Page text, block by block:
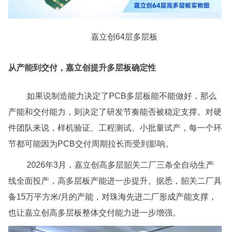
嘉立创64层多层板
从产能到交付，嘉立创提升多层板确定性
如果说制造能力决定了PCB多层板能不能做好，那么
产能和交付能力，则决定了研发节奏能否被稳定支撑。对硬
件团队来说，样机验证、工程测试、小批量试产，每一个环
节都可能因为PCB交付周期拉长而受到影响。
2026年3月，嘉立创高多层韶关二厂三条全自动生产
线全面投产，高多层板产能进一步提升。据悉，韶关二厂具
备15万平方米/月的产能，对珠海先进二厂形成产能支撑，
也让嘉立创高多层板整体交付能力进一步增强。